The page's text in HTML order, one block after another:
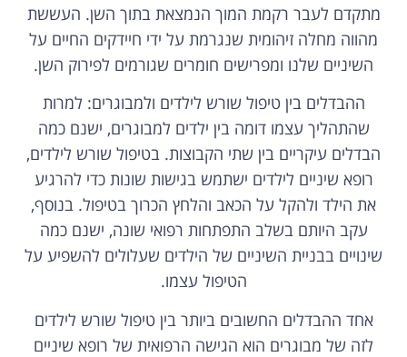
מתקדם לעבר רקמת המוך הנמצאת בתוך השן. העששת
מהווה מחלה זיהומית שנגרמת על ידי חיידקים החיים על
השיניים שלנו ומפרישים חומרים שגורמים לפירוק השן.
ההבדלים בין טיפול שורש לילדים ולמבוגרים: למרות
שהתהליך עצמו דומה בין ילדים למבוגרים, ישנם כמה
הבדלים עיקריים בין שתי הקבוצות. בטיפול שורש לילדים,
רופא שיניים לילדים ישתמש בגישות שונות כדי להרגיע
את הילד ולהקל על הכאב והלחץ הכרוך בטיפול. בנוסף,
עקב היותם בשלב התפתחות רפואי שונה, ישנם כמה
שינויים בבניית השיניים של הילדים שעלולים להשפיע על
הטיפול עצמו.
אחד ההבדלים החשובים ביותר בין טיפול שורש לילדים
לזה של מבוגרים הוא הגישה הרפואית של רופא שיניים